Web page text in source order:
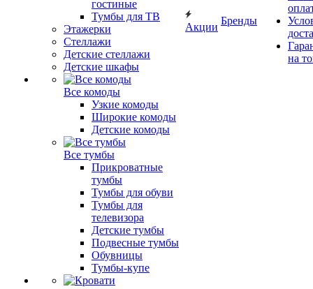
гостиные
Тумбы для ТВ
Этажерки
Стеллажи
Детские стеллажи
Детские шкафы
Все комоды
Узкие комоды
Широкие комоды
Детские комоды
Все тумбы
Прикроватные
тумбы
Тумбы для обуви
Тумбы для
телевизора
Детские тумбы
Подвесные тумбы
Обувницы
Тумбы-купе
Акции
Бренды
на